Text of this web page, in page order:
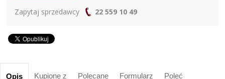
Zapytaj sprzedawcy 22 559 10 49
Opis Kupione z Polecane Formularz Poleć